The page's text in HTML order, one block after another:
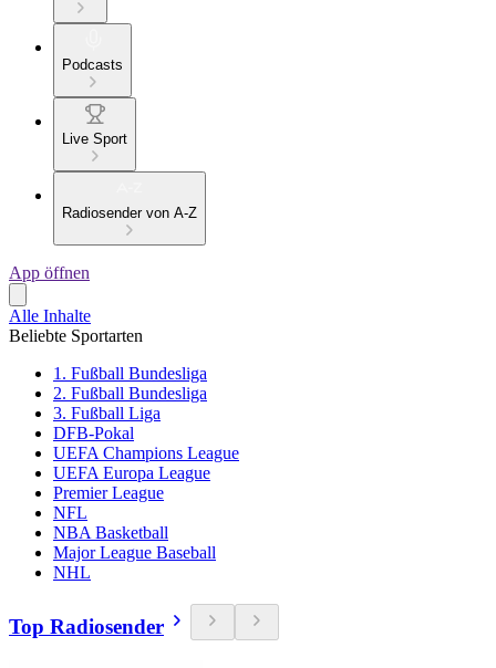
Podcasts
Live Sport
Radiosender von A-Z
App öffnen
Alle Inhalte
Beliebte Sportarten
1. Fußball Bundesliga
2. Fußball Bundesliga
3. Fußball Liga
DFB-Pokal
UEFA Champions League
UEFA Europa League
Premier League
NFL
NBA Basketball
Major League Baseball
NHL
Top Radiosender